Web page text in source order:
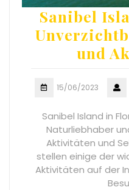
Sanibel
und
15/06/2023
Sanibel Island in
Naturliebhaber
Aktivitäten und
stellen einige der
Aktivitäten auf der